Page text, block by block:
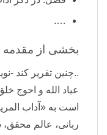
….
بخشی از مقدمه
..چنین تقریر کند -
عباد الله و احوج
است به «آداب
ربانی، عالم محقق،